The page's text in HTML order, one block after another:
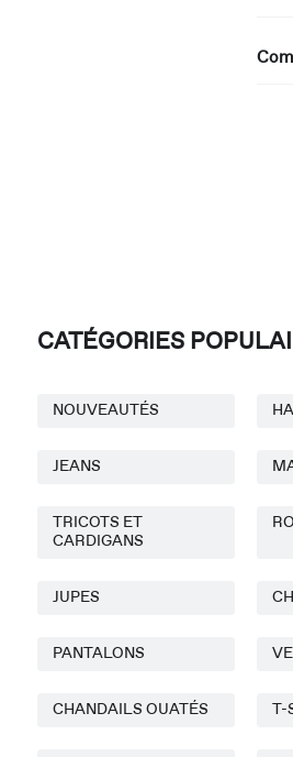
CATÉGORIES
NOUVEAUTÉS
JEANS
TRICOTS ET
CARDIGANS
JUPES
PANTALONS
CHANDAILS OUATÉS